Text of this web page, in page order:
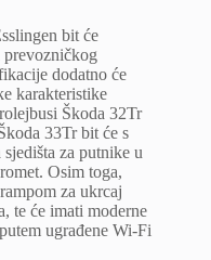
bit će
dodatno će
karakteristike
Škoda 32Tr
33Tr bit će s
za putnike u
Osim toga,
za ukrcaj
te će imati moderne
ugrađene Wi-Fi